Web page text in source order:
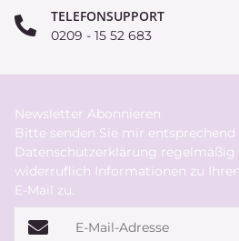
TELEFONSUPPORT
0209 - 15 52 683
Newsletter Abonnieren
Bitte senden Sie mir entsprechend
Datenschutzerklärung regelmäßig
widerruflich Informationen zu
E-Mail zu.
E-Mail-Adresse